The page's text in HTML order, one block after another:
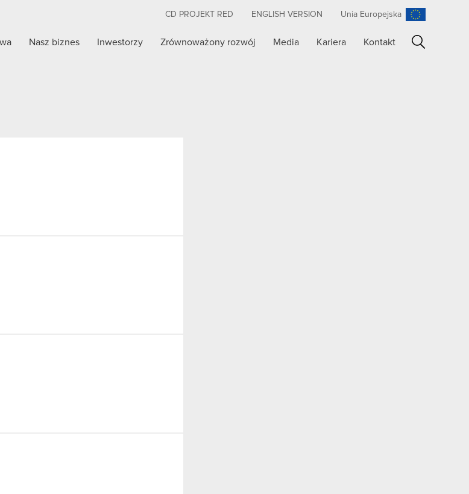
CD PROJEKT RED ENGLISH VERSION Unia Europejska
Nasz biznes Inwestorzy Zrównoważony rozwój Media Kariera Kontakt